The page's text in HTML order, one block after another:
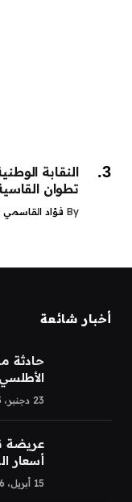
النقابة
تطوان القاسية
By فؤاد القاسمي
أخبار شائعة
حادثة
الأطلسي
23 دجنبر، 2025
عريضة
أسعار
15 أبريل، 2026